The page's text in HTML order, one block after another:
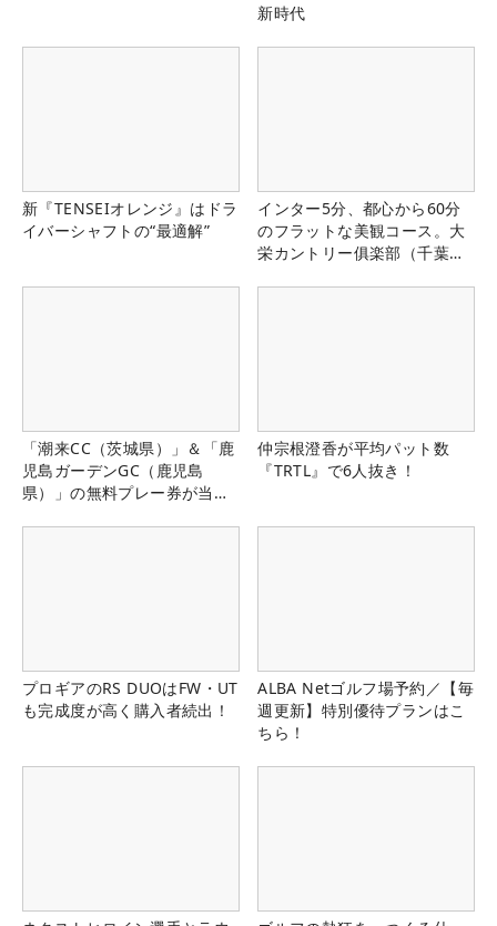
新時代
新『TENSEIオレンジ』はドラ
イバーシャフトの“最適解”
インター5分、都心から60分
のフラットな美観コース。大
栄カントリー俱楽部（千葉
「潮来CC（茨城県）」＆「鹿
児島ガーデンGC（鹿児島
県）」の無料プレー券が当た
仲宗根澄香が平均パット数
『TRTL』で6人抜き！
プロギアのRS DUOはFW・UT
も完成度が高く購入者続出！
ALBA Netゴルフ場予約／【毎
週更新】特別優待プランはこ
ちら！